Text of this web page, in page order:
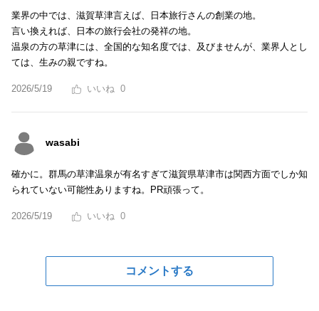
業界の中では、滋賀草津言えば、日本旅行さんの創業の地。
言い換えれば、日本の旅行会社の発祥の地。
温泉の方の草津には、全国的な知名度では、及びませんが、業界人とし
ては、生みの親ですね。
2026/5/19 0
wasabi
確かに。群馬の草津温泉が有名すぎて滋賀県草津市は関西方面でしか知
られていない可能性ありますね。PR頑張って。
2026/5/19 0
コメントする